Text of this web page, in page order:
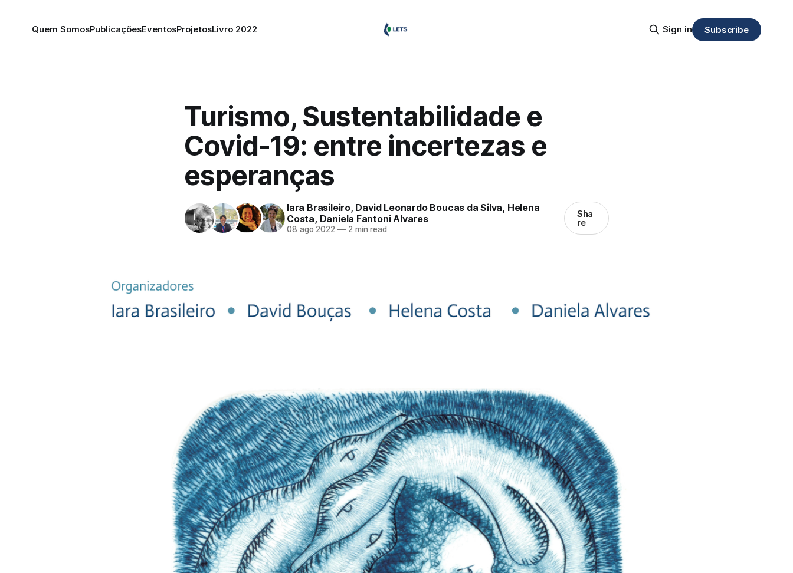
Quem SomosPublicaçõesEventosProjetosLivro 2022 Sign in Subscribe
Turismo, Sustentabilidade e
Covid-19: entre incertezas e
esperanças
Iara Brasileiro, David Leonardo Boucas da Silva, Helena
Costa, Daniela Fantoni Alvares
08 ago 2022 —2 min read
Sha
re